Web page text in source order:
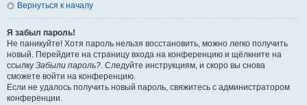
Вернуться к началу
Я забыл пароль!
Не паникуйте! Хотя пароль нельзя восстановить, можно легко получить
новый. Перейдите на страницу входа на конференцию и щёлкните на
ссылку Забыли пароль?. Следуйте инструкциям, и скоро вы снова
сможете войти на конференцию.
Если не удалось получить новый пароль, свяжитесь с администратором
конференции.